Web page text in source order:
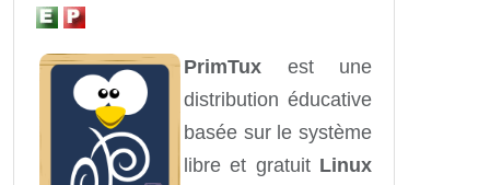
PrimTux est une
distribution éducative
basée sur le système
libre et gratuit Linux